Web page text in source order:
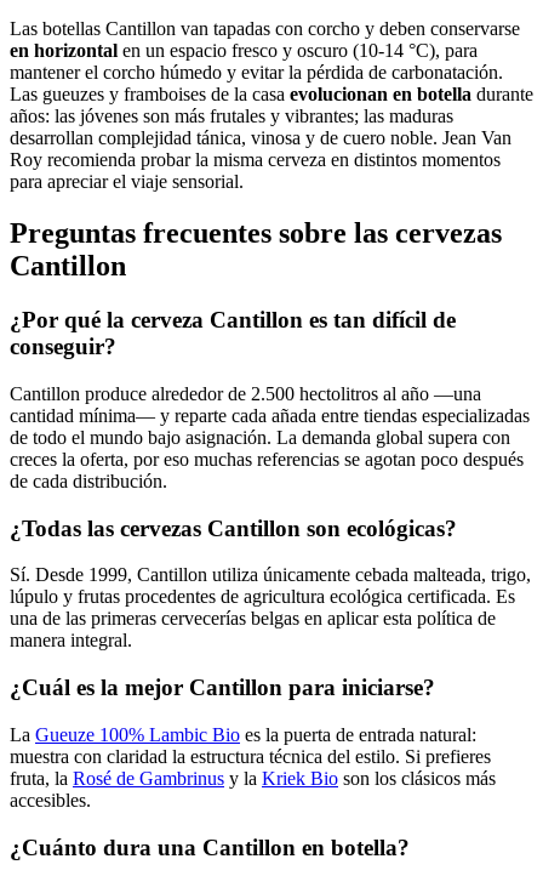
Las botellas Cantillon van tapadas con corcho y deben conservarse
en horizontal en un espacio fresco y oscuro (10-14 °C), para
mantener el corcho húmedo y evitar la pérdida de carbonatación.
Las gueuzes y framboises de la casa evolucionan en botella durante
años: las jóvenes son más frutales y vibrantes; las maduras
desarrollan complejidad tánica, vinosa y de cuero noble. Jean Van
Roy recomienda probar la misma cerveza en distintos momentos
para apreciar el viaje sensorial.
Preguntas frecuentes sobre las cervezas
Cantillon
¿Por qué la cerveza Cantillon es tan difícil de
conseguir?
Cantillon produce alrededor de 2.500 hectolitros al año —una
cantidad mínima— y reparte cada añada entre tiendas especializadas
de todo el mundo bajo asignación. La demanda global supera con
creces la oferta, por eso muchas referencias se agotan poco después
de cada distribución.
¿Todas las cervezas Cantillon son ecológicas?
Sí. Desde 1999, Cantillon utiliza únicamente cebada malteada, trigo,
lúpulo y frutas procedentes de agricultura ecológica certificada. Es
una de las primeras cervecerías belgas en aplicar esta política de
manera integral.
¿Cuál es la mejor Cantillon para iniciarse?
La Gueuze 100% Lambic Bio es la puerta de entrada natural:
muestra con claridad la estructura técnica del estilo. Si prefieres
fruta, la Rosé de Gambrinus y la Kriek Bio son los clásicos más
accesibles.
¿Cuánto dura una Cantillon en botella?